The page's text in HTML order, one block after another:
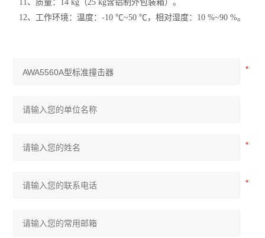
气体检测仪
雨沃酒精测试仪
呼气式酒精测试仪
磷化氢检测仪
11、质量：14 kg（25 kg含铝制外包装箱）。
12、工作环境：温度：-10 ℃~50 ℃，相对湿度：10 %~90 %。